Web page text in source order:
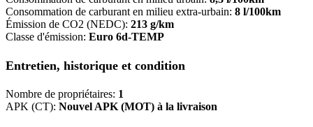
Consommation de carburant en milieu extra-urbain: 8 l/100km
Émission de CO2 (NEDC): 213 g/km
Classe d'émission: Euro 6d-TEMP
Entretien, historique et condition
Nombre de propriétaires: 1
APK (CT): Nouvel APK (MOT) à la livraison